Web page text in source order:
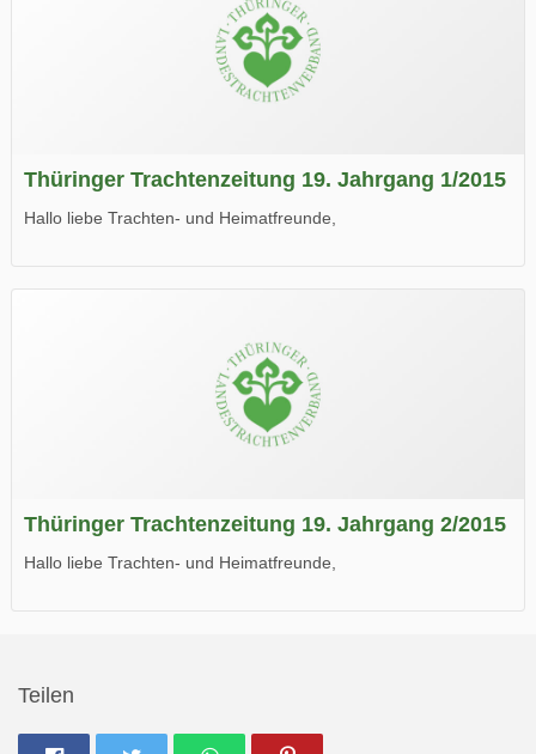
Thüringer Trachtenzeitung 19. Jahrgang 1/2015
Hallo liebe Trachten- und Heimatfreunde,
Wir wünschen Euch viel Spaß beim Lesen.
Thüringer Trachtenzeitung 19. Jahrgang 2/2015
Hallo liebe Trachten- und Heimatfreunde,
Teilen